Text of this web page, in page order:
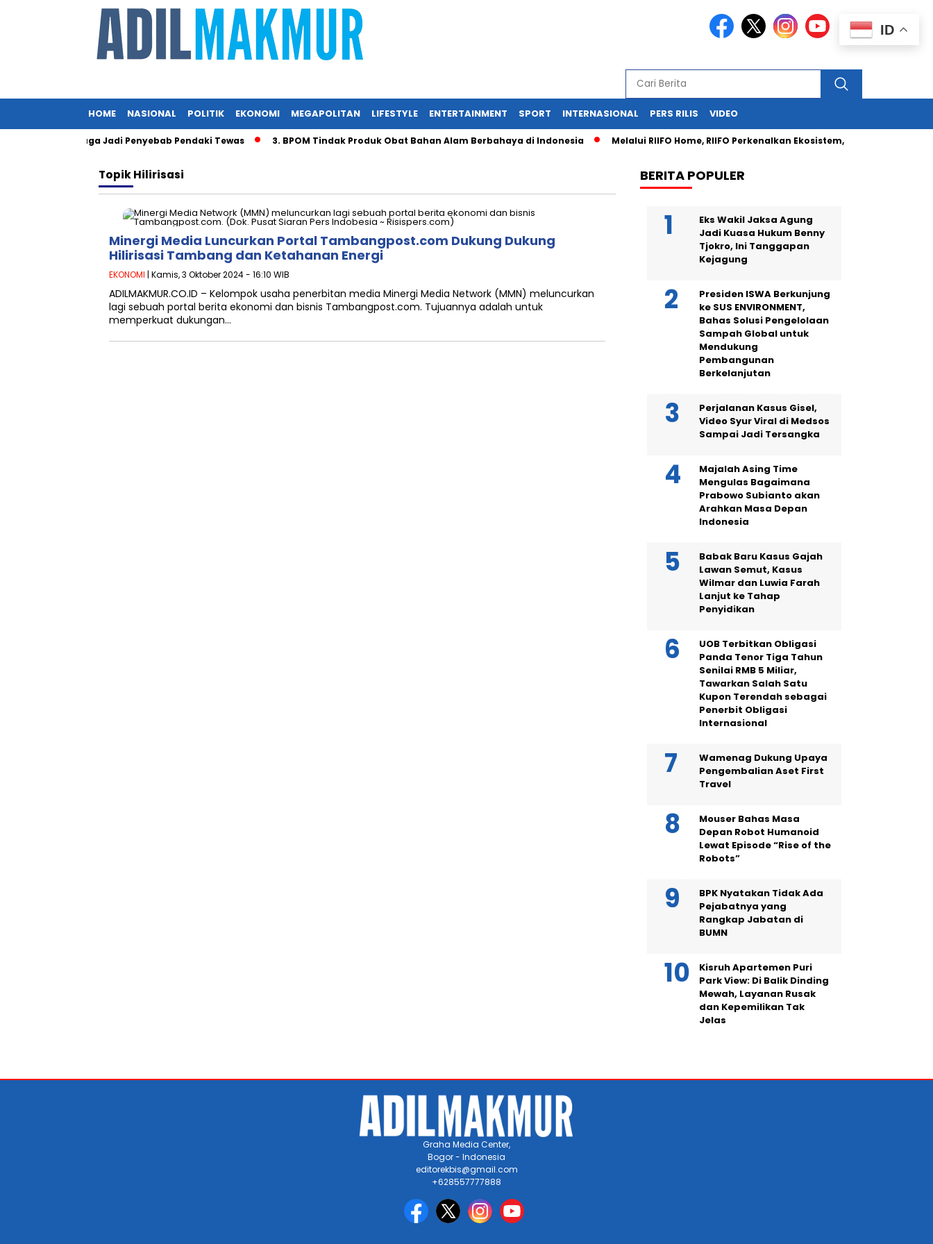
HOME NASIONAL POLITIK EKONOMI MEGAPOLITAN LIFESTYLE ENTERTAINMENT SPORT INTERNASIONAL PERS RILIS VIDEO
Angin Diduga Jadi Penyebab Pendaki Tewas 3. BPOM Tindak Produk Obat Bahan Alam Berbahaya di Indonesia Melalui RIIFO Home, RIIFO Perkenalkan Ekosistem, Kualitas, dan
TopikHilirisasi
Minergi Media Luncurkan Portal Tambangpost.com Dukung Dukung
Hilirisasi Tambang dan Ketahanan Energi
EKONOMI | Kamis, 3 Oktober 2024 - 16:10 WIB
ADILMAKMUR.CO.ID – Kelompok usaha penerbitan media Minergi Media Network (MMN) meluncurkan
lagi sebuah portal berita ekonomi dan bisnis Tambangpost.com. Tujuannya adalah untuk
memperkuat dukungan…
BERITA POPULER
Eks Wakil Jaksa Agung
Jadi Kuasa Hukum Benny
Tjokro, Ini Tanggapan
Kejagung
Presiden ISWA Berkunjung
ke SUS ENVIRONMENT,
Bahas Solusi Pengelolaan
Sampah Global untuk
Mendukung
Pembangunan
Berkelanjutan
Perjalanan Kasus Gisel,
Video Syur Viral di Medsos
Sampai Jadi Tersangka
Majalah Asing Time
Mengulas Bagaimana
Prabowo Subianto akan
Arahkan Masa Depan
Indonesia
Babak Baru Kasus Gajah
Lawan Semut, Kasus
Wilmar dan Luwia Farah
Lanjut ke Tahap
Penyidikan
UOB Terbitkan Obligasi
Panda Tenor Tiga Tahun
Senilai RMB 5 Miliar,
Tawarkan Salah Satu
Kupon Terendah sebagai
Penerbit Obligasi
Internasional
Wamenag Dukung Upaya
Pengembalian Aset First
Travel
Mouser Bahas Masa
Depan Robot Humanoid
Lewat Episode “Rise of the
Robots”
BPK Nyatakan Tidak Ada
Pejabatnya yang
Rangkap Jabatan di
BUMN
Kisruh Apartemen Puri
Park View: Di Balik Dinding
Mewah, Layanan Rusak
dan Kepemilikan Tak
Jelas
ID
Graha Media Center,
Bogor - Indonesia
editorekbis@gmail.com
+628557777888